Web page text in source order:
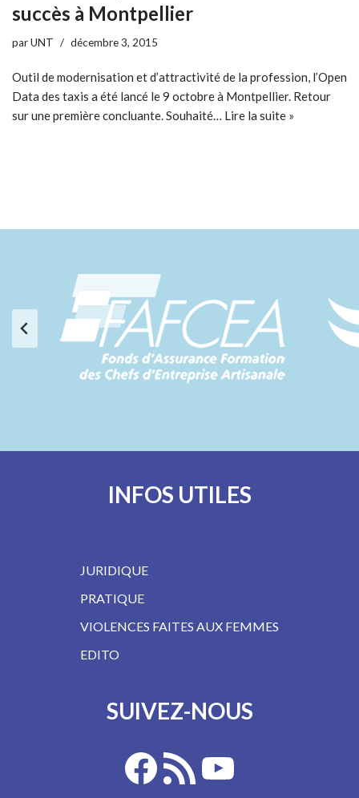
succès à Montpellier
parUNT décembre 3, 2015
Outil de modernisation et d’attractivité de la profession, l’Open
Data des taxis a été lancé le 9 octobre à Montpellier. Retour
sur une première concluante. Souhaité… Lire la suite »
INFOS UTILES
JURIDIQUE
PRATIQUE
VIOLENCES FAITES AUX FEMMES
EDITO
SUIVEZ-NOUS